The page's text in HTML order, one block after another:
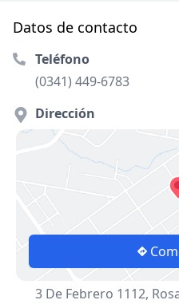
Datos de contacto
Teléfono
(0341) 449-6783
Dirección
3 De Febrero 1112,